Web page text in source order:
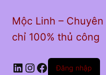
Mộc Linh –
chỉ 100% thủ công
LinkedIn
Instagram
Facebook
Đăng nhập